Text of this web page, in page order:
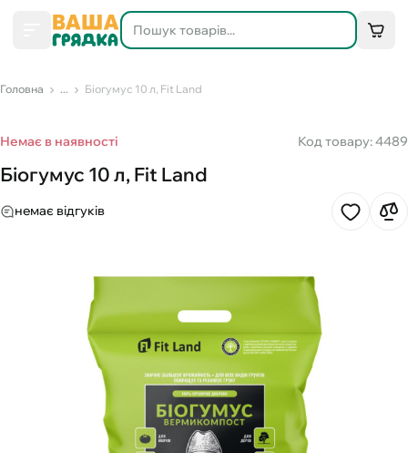
Головна ... Біогумус 10 л, Fit Land
Немає в наявності Код товару: 4489
Біогумус 10 л, Fit Land
немає відгуків